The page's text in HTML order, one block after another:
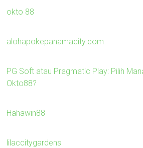
okto 88
alohapokepanamacity.com
PG Soft atau Pragmatic Play: Pilih
Okto88?
Hahawin88
lilaccitygardens